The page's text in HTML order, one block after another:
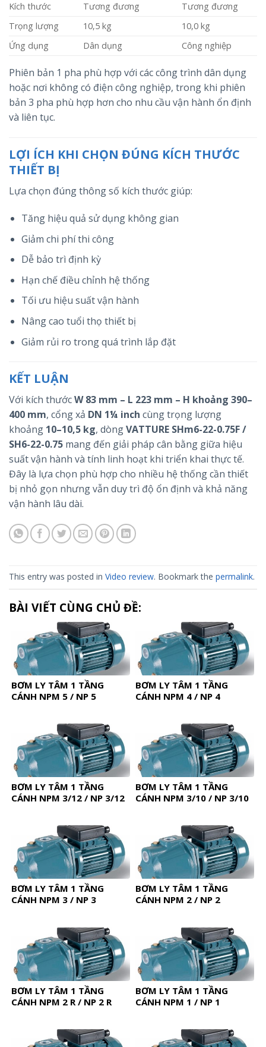
Kích thước
Tương đương
Tương đương
Trọng lượng
10,5 kg
10,0 kg
Ứng dụng
Dân dụng Công nghiệp
Phiên bản 1 pha phù hợp với các công trình dân dụng
hoặc nơi không có điện công nghiệp, trong khi phiên
bản 3 pha phù hợp hơn cho nhu cầu vận hành ổn định
và liên tục.
LỢI ÍCH KHI CHỌN ĐÚNG KÍCH THƯỚC
THIẾT BỊ
Lựa chọn đúng thông số kích thước giúp:
Tăng hiệu quả sử dụng không gian
Giảm chi phí thi công
Dễ bảo trì định kỳ
Hạn chế điều chỉnh hệ thống
Tối ưu hiệu suất vận hành
Nâng cao tuổi thọ thiết bị
Giảm rủi ro trong quá trình lắp đặt
KẾT LUẬN
Với kích thướcW 83 mm – L 223 mm – H khoảng 390–
400 mm, cổng xả DN 1¼ inch cùng trọng lượng
khoảng 10–10,5 kg, dòngVATTURE SHm6-22-0.75F /
SH6-22-0.75 mang đến giải pháp cân bằng giữa hiệu
suất vận hành và tính linh hoạt khi triển khai thực tế.
Đây là lựa chọn phù hợp cho nhiều hệ thống cần thiết
bị nhỏ gọn nhưng vẫn duy trì độ ổn định và khả năng
vận hành lâu dài.
This entry was posted in Video review. Bookmark the permalink.
BÀI VIẾT CÙNG CHỦ ĐỀ:
BƠM LY TÂM 1 TẦNG
CÁNH NPM 5 / NP 5
BƠM LY TÂM 1 TẦNG
CÁNH NPM 4 / NP 4
BƠM LY TÂM 1 TẦNG
CÁNH NPM 3/12 / NP 3/12
BƠM LY TÂM 1 TẦNG
CÁNH NPM 3/10 / NP 3/10
BƠM LY TÂM 1 TẦNG
CÁNH NPM 3 / NP 3
BƠM LY TÂM 1 TẦNG
CÁNH NPM 2 / NP 2
BƠM LY TÂM 1 TẦNG
CÁNH NPM 2 R / NP 2 R
BƠM LY TÂM 1 TẦNG
CÁNH NPM 1 / NP 1